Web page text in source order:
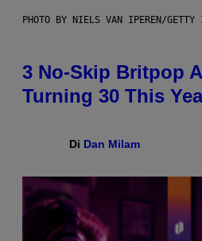
PHOTO BY NIELS VAN IPEREN/GETTY
3 No-Skip Britpop
Turning 30 This
Di Dan Milam